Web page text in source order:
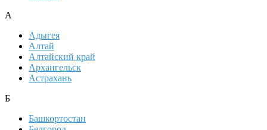
А
Адыгея
Алтай
Алтайский край
Архангельск
Астрахань
Б
Башкортостан